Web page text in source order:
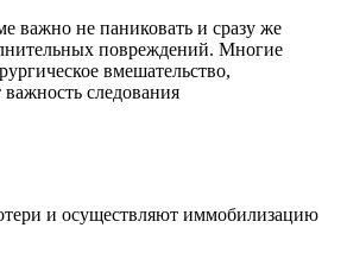
важно не паниковать и сразу же
повреждений. Многие
вмешательство,
следования
и осуществляют иммобилизацию